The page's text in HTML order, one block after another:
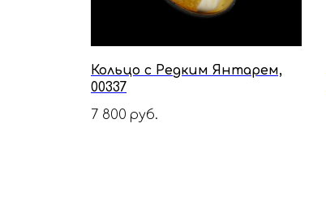
Кольцо с Редким Янтарем,
00337
7 800 руб.